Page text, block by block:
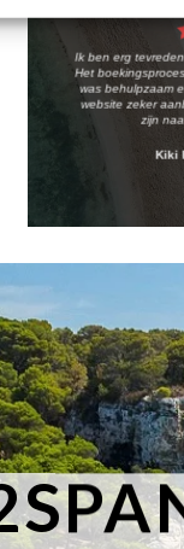
Ik ben erg
Het
was behulpzaam
website zeker
zijn
Kiki